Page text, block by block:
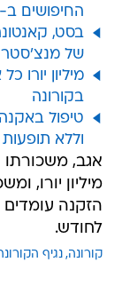
החיפושים ב-Pornhub
של מנצ'סטר
מיליון יורו
בקורונה
טיפול
וללא תופעות
מיליון יורו,
לחודש.
קורונה נגיף